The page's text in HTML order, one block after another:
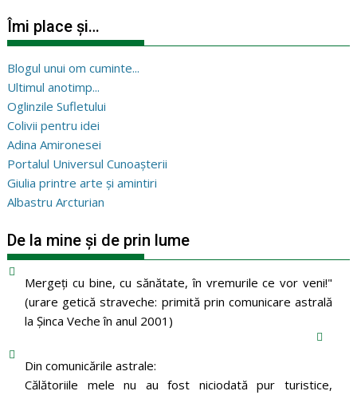
Îmi place și…
Blogul unui om cuminte...
Ultimul anotimp...
Oglinzile Sufletului
Colivii pentru idei
Adina Amironesei
Portalul Universul Cunoașterii
Giulia printre arte și amintiri
Albastru Arcturian
De la mine și de prin lume
Mergeţi cu bine, cu sănătate, în vremurile ce vor veni!"
(urare getică straveche: primită prin comunicare astrală
la Şinca Veche în anul 2001)
Din comunicările astrale:
Călătoriile mele nu au fost niciodată pur turistice,